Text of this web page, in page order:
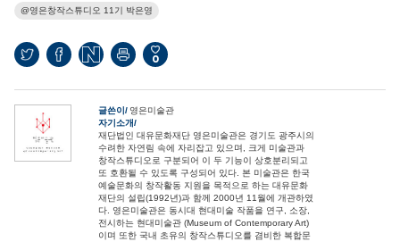
영은창작스튜디오 11기 박은영
0
글쓴이
영은미술관
자기소개
재단법인 대유문화재단 영은미술관은 경기도 광주시의
수려한 자연림 속에 자리잡고 있으며, 크게 미술관과
창작스튜디오로 구분되어 이 두 기능이 상호분리되고
또 호환될 수 있도록 구성되어 있다. 본 미술관은 한국
예술문화의 창작활동 지원을 목적으로 하는 대유문화
재단의 설립(1992년)과 함께 2000년 11월에 개관하였
다. 영은미술관은 동시대 현대미술 작품을 연구, 소장,
전시하는 현대미술관 (Museum of Contemporary Art)
이며 또한 국내 초유의 창작스튜디오를 겸비한 복합문